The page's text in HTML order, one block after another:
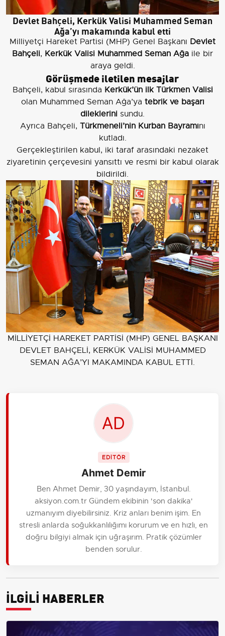
Devlet Bahçeli, Kerkük Valisi Muhammed Seman
Ağa’yı makamında kabul etti
Milliyetçi Hareket Partisi (MHP) Genel Başkanı Devlet
Bahçeli, Kerkük Valisi Muhammed Seman Ağa ile bir
araya geldi.
Görüşmede iletilen mesajlar
Bahçeli, kabul sırasında Kerkük’ün ilk Türkmen Valisi
olan Muhammed Seman Ağa’ya tebrik ve başarı
dileklerini sundu.
Ayrıca Bahçeli, Türkmeneli’nin Kurban Bayramını
kutladı.
Gerçekleştirilen kabul, iki taraf arasındaki nezaket
ziyaretinin çerçevesini yansıttı ve resmi bir kabul olarak
bildirildi.
MİLLİYETÇİ HAREKET PARTİSİ (MHP) GENEL BAŞKANI
DEVLET BAHÇELİ, KERKÜK VALİSİ MUHAMMED
SEMAN AĞA’YI MAKAMINDA KABUL ETTİ.
EDİTÖR
Ahmet Demir
Ben Ahmet Demir, 30 yaşındayım, İstanbul.
aksiyon.com.tr Gündem ekibinin 'son dakika'
uzmanıyım diyebilirsiniz. Kriz anları benim işim. En
stresli anlarda soğukkanlılığımı korurum ve en hızlı, en
doğru bilgiyi almak için uğraşırım. Pratik çözümler
benden sorulur.
İLGİLİ HABERLER